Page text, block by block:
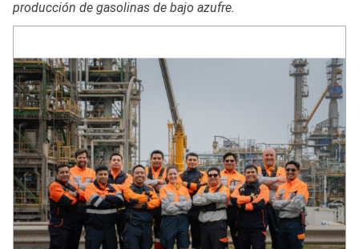
producción de gasolinas de bajo azufre.